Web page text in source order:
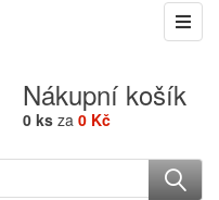
Nákupní košík
0 ks za 0 Kč